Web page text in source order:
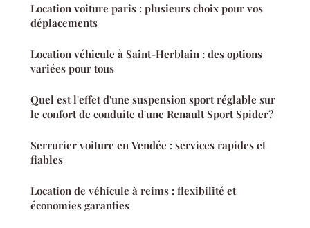
Location voiture paris : plusieurs choix pour vos
déplacements
Location véhicule à Saint-Herblain : des options
variées pour tous
Quel est l'effet d'une suspension sport réglable sur
le confort de conduite d'une Renault Sport Spider?
Serrurier voiture en Vendée : services rapides et
fiables
Location de véhicule à reims : flexibilité et
économies garanties